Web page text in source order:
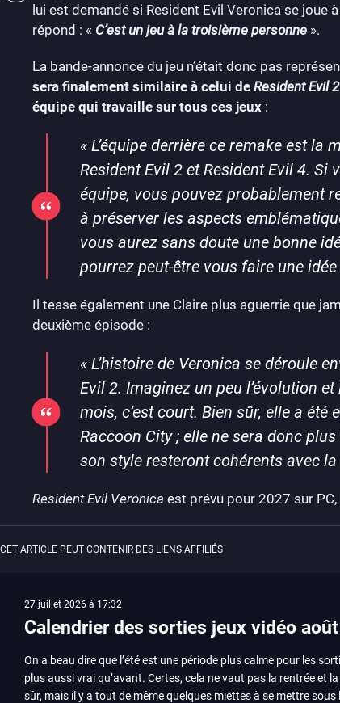
lui est demandé si Resident Evil Veronica se joue
répond : « C’est un jeu à la troisième personne ».
La bande-annonce du jeu n’était donc pas
sera finalement similaire à celui de Resident Evil 2
équipe qui travaille sur tous ces jeux :
« L’équipe derrière ce remake est la
Resident Evil 2 et Resident Evil 4. Si
équipe, vous pouvez probablement
à préserver les aspects
vous aurez sans doute une bonne
pourrez peut-être vous faire une
Il tease également une Claire plus aguerrie que
deuxième épisode :
« L’histoire de Veronica se déroule
Evil 2. Imaginez un peu l’évolution
mois, c’est court. Bien sûr, elle a
Raccoon City ; elle ne sera donc
son style resteront cohérents avec
Resident Evil Veronica est prévu pour 2027 sur
CET ARTICLE PEUT CONTENIR DES LIENS AFFILIÉS
27 juillet 2026 à 17:32
Calendrier des sorties jeux vidéo
On a beau dire que l’été est une période plus calme pour les
plus aussi vrai qu’avant. Certes, cela ne vaut pas la rentrée et
sûr, mais il y a tout de même quelques miettes à se mettre